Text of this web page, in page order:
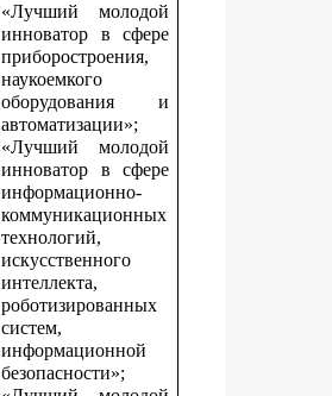
«Лучший молодой
инноватор в сфере
приборостроения,
наукоемкого
оборудования и
автоматизации»;
«Лучший молодой
инноватор в сфере
информационно-
коммуникационных
технологий,
искусственного
интеллекта,
роботизированных
систем,
информационной
безопасности»;